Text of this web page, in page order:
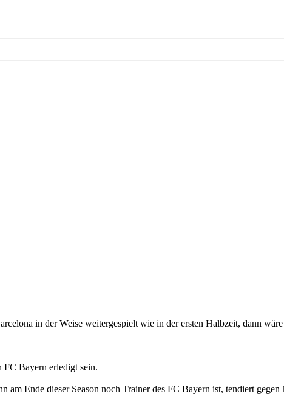
in der Weise weitergespielt wie in der ersten Halbzeit, dann
FC Bayern erledigt sein.
Ende dieser Season noch Trainer des FC Bayern ist, tendiert gegen